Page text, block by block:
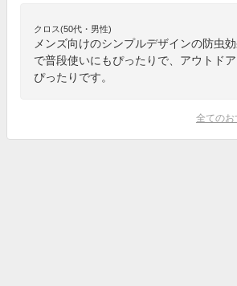
クロス(50代・男性)
メンズ向けのシンプルデザインの防虫
で普段使いにもぴったりで、アウトド
ぴったりです。
全てのお